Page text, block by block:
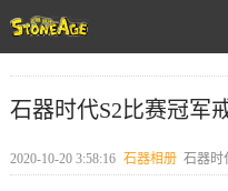
石器时代S2比赛冠军
2020-10-20 3:58:16 石器相册 石器时